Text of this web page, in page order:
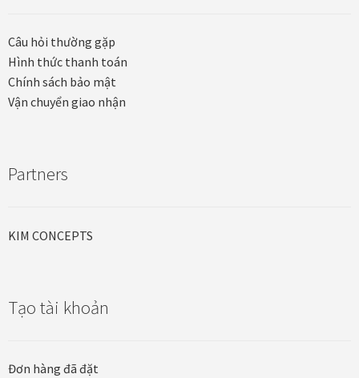
ƯU ĐÃI
Ưu đãi khung tranh
Ưu đãi tranh sơn mài
Xưởng in tranh
Câu hỏi thường gặp
Hình thức thanh toán
Chính sách bảo mật
Vận chuyển giao nhận
Partners
KIM CONCEPTS
Tạo tài khoản
Đơn hàng đã đặt